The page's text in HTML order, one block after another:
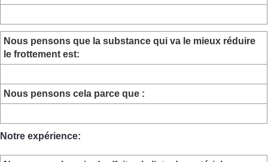
Nous pensons que la substance qui va le mieux réduire
le frottement est:
Nous pensons cela parce que :
Notre expérience: